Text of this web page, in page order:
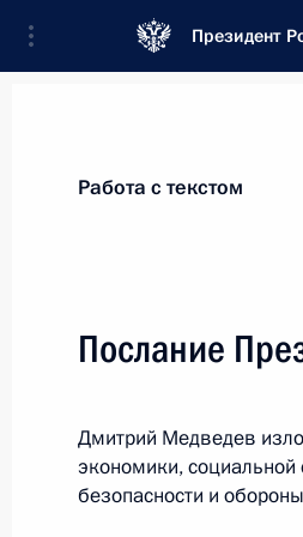
Президент
Внесены
12 июля 2011
Работа с текстом
Послание
Дмитрий Медведев
экономики,
безопасности и